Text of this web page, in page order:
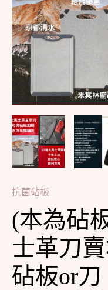
抗菌砧板
(本為砧
士革刀
砧板or
購
大
馬
士
革
賣
場,
若
要
買
砧
板
or
刀，
也